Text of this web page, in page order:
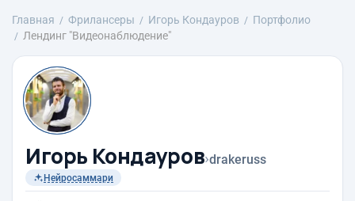
Главная Фрилансеры Игорь Кондауров
Портфолио
Лендинг "Видеонаблюдение"
Игорь Кондауров›drakeruss
Нейросаммари